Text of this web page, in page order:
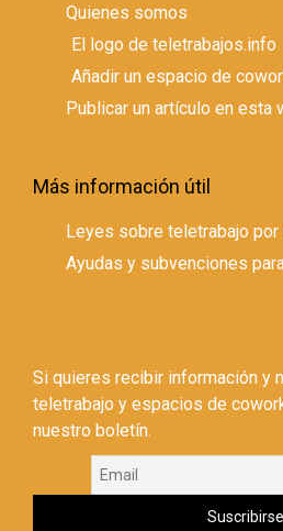
Quienes somos
El logo de teletrabajos.info
Añadir un espacio de
Publicar un artículo en esta
Más información útil
Leyes sobre teletrabajo
Ayudas y subvenciones
Si quieres recibir información y
teletrabajo y espacios de
nuestro boletín.